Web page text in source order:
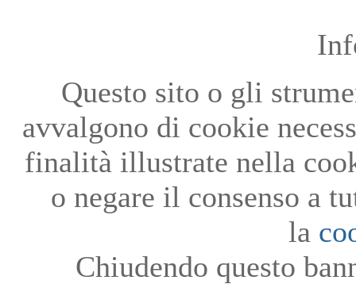
Questo sito o gli
avvalgono di cookie
finalità illustrate nella
o negare il consenso a
la
Chiudendo questo